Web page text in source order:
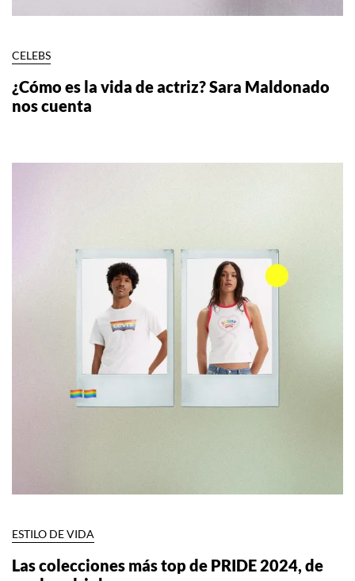
CELEBS
¿Cómo es la vida de actriz? Sara Maldonado
nos cuenta
ESTILO DE VIDA
Las colecciones más top de PRIDE 2024, de